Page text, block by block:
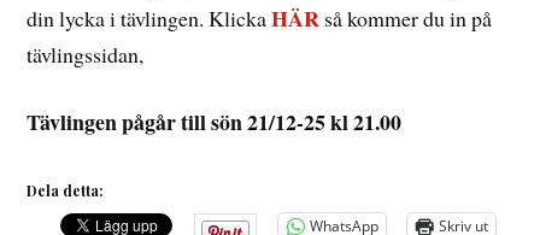
din lycka i tävlingen. KlickaHÄR så kommer du in på
tävlingssidan,
Tävlingen pågår till sön 21/12-25 kl 21.00
Dela detta:
WhatsApp
Skriv ut